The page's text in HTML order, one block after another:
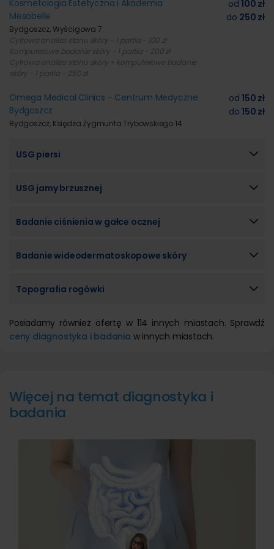
Kosmetologia Estetyczna i Akademia
Mesobelle
Bydgoszcz, Wyścigowa 7
Cyfrowa analiza stanu skóry - 1 partia - 100 zł
Komputerowe badanie skóry - 1 partia - 200 zł
Cyfrowa analiza stanu skóry + komputerowe badanie
skóry - 1 partia - 250 zł
od100 zł
do 250 zł
Omega Medical Clinics - Centrum Medyczne
Bydgoszcz
Bydgoszcz, Księdza Zygmunta Trybowskiego 14
od150 zł
do150 zł
USG piersi
USG jamy brzusznej
Badanie ciśnienia w gałce ocznej
Badanie wideodermatoskopowe skóry
Topografia rogówki
Posiadamy również ofertę w 114 innych miastach. Sprawdź
ceny diagnostyka i badania w innych miastach.
Więcej na temat diagnostyka i
badania